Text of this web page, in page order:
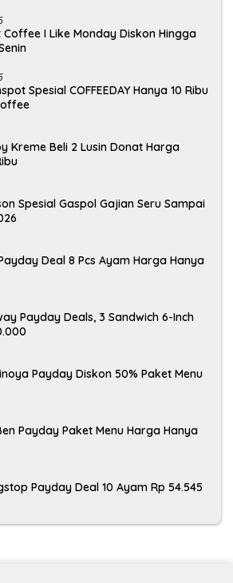
Coffee I Like Monday Diskon Hingga
Spesial COFFEEDAY Hanya 10 Ribu
Kreme Beli 2 Lusin Donat Harga
Spesial Gaspol Gajian Seru Sampai
Deal 8 Pcs Ayam Harga Hanya
Payday Deals, 3 Sandwich 6-Inch
Payday Diskon 50% Paket Menu
Payday Paket Menu Harga Hanya
Payday Deal 10 Ayam Rp 54.545